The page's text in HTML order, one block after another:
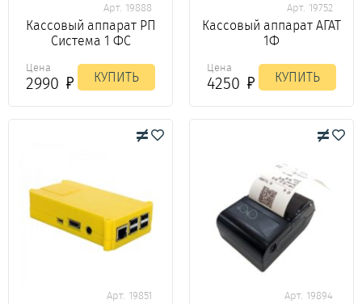
Арт. 19888
Кассовый аппарат РП
Система 1 ФС
Цена
2990 КУПИТЬ
Арт. 19752
Кассовый аппарат АГАТ
1Ф
Цена
4250 КУПИТЬ
Арт. 19851 Арт. 19894